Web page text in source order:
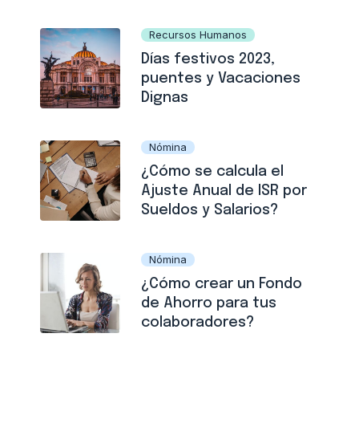
Recursos Humanos
Días festivos 2023,
puentes y Vacaciones
Dignas
Nómina
¿Cómo se calcula el
Ajuste Anual de ISR por
Sueldos y Salarios?
Nómina
¿Cómo crear un Fondo
de Ahorro para tus
colaboradores?